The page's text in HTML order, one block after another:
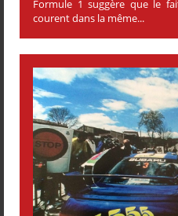
Formule 1 suggère que le
courent dans la même...